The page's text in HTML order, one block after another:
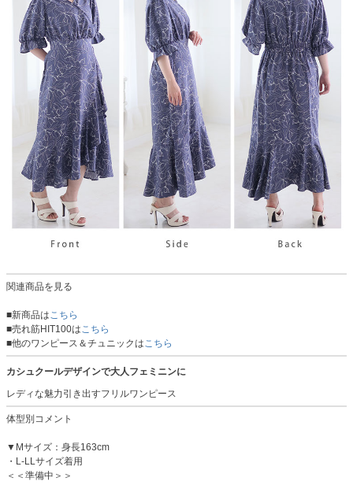
関連商品を見る
■新商品はこちら
■売れ筋HIT100はこちら
■他のワンピース＆チュニックはこちら
カシュクールデザインで大人フェミニンに
レディな魅力引き出すフリルワンピース
体型別コメント
▼Mサイズ：身長163cm
・L-LLサイズ着用
＜＜準備中＞＞